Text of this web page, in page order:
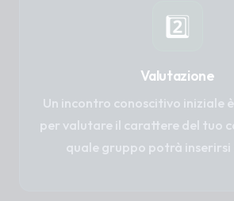
2️⃣
Valutazione
Un incontro conoscitivo iniziale
per valutare il carattere del tuo
quale gruppo potrà inserirsi